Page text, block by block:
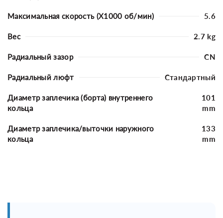
Максимальная скорость (X1000 об/мин) 5.6
Вес 2.7 kg
Радиальный зазор CN
Радиальный люфт Стандартный
Диаметр заплечика (борта) внутреннего
кольца
101
mm
Диаметр заплечика/выточки наружного
кольца
133
mm